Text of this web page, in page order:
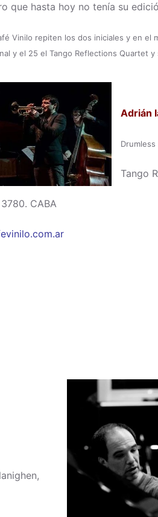
que hasta hoy no tenía su
Vinilo repiten los dos iniciales y en el
y el 25 el Tango Reflections Quartet y
Adrián
Tango
CABA